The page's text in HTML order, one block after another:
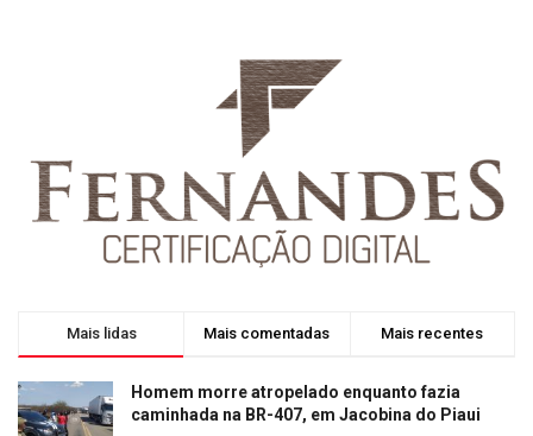
Mais lidas Mais comentadas Mais recentes
Homem morre atropelado enquanto fazia
caminhada na BR-407, em Jacobina do Piaui